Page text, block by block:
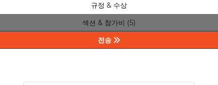
규정 & 수상
섹션 & 참가비 (5)
전송